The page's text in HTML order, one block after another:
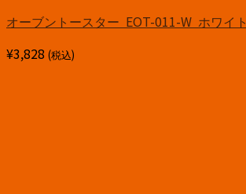
オーブントースター EOT-011-W ホワイト
¥3,828 (税込)